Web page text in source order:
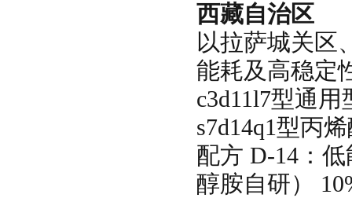
西藏自治区
以拉萨城关区
能耗及高稳定
c3d11l7型通
s7d14q1型丙
配方 D-14：
醇胺自研）